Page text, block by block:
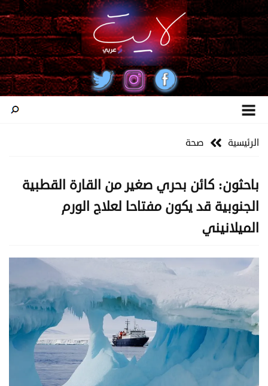
الرئيسية صحة
باحثون: كائن بحري صغير من القارة القطبية
الجنوبية قد يكون مفتاحا لعلاج الورم
الميلانيني